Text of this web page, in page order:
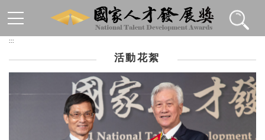
:::
活動花絮